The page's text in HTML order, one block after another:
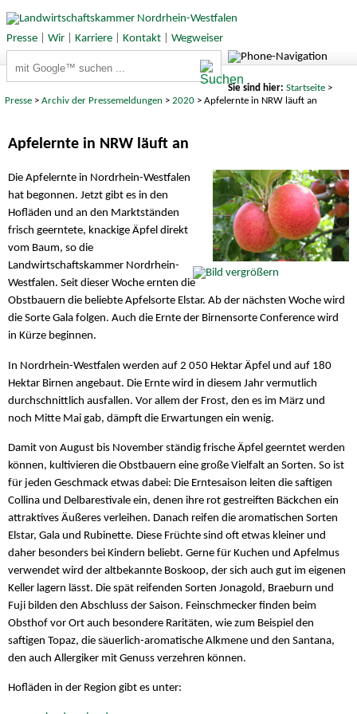
Presse| Wir| Karriere| Kontakt| Wegweiser
Sie sind hier: Startseite>
Presse >Archiv der Pressemeldungen > 2020 > Apfelernte in NRW läuft an
Apfelernte in NRW läuft an
Die Apfelernte in Nordrhein-Westfalen
hat begonnen. Jetzt gibt es in den
Hofläden und an den Marktständen
frisch geerntete, knackige Äpfel direkt
vom Baum, so die
Landwirtschaftskammer Nordrhein-
Westfalen. Seit dieser Woche ernten die
Obstbauern die beliebte Apfelsorte Elstar. Ab der nächsten Woche wird
die Sorte Gala folgen. Auch die Ernte der Birnensorte Conference wird
in Kürze beginnen.
In Nordrhein-Westfalen werden auf 2 050 Hektar Äpfel und auf 180
Hektar Birnen angebaut. Die Ernte wird in diesem Jahr vermutlich
durchschnittlich ausfallen. Vor allem der Frost, den es im März und
noch Mitte Mai gab, dämpft die Erwartungen ein wenig.
Damit von August bis November ständig frische Äpfel geerntet werden
können, kultivieren die Obstbauern eine große Vielfalt an Sorten. So ist
für jeden Geschmack etwas dabei: Die Erntesaison leiten die saftigen
Collina und Delbarestivale ein, denen ihre rot gestreiften Bäckchen ein
attraktives Äußeres verleihen. Danach reifen die aromatischen Sorten
Elstar, Gala und Rubinette. Diese Früchte sind oft etwas kleiner und
daher besonders bei Kindern beliebt. Gerne für Kuchen und Apfelmus
verwendet wird der altbekannte Boskoop, der sich auch gut im eigenen
Keller lagern lässt. Die spät reifenden Sorten Jonagold, Braeburn und
Fuji bilden den Abschluss der Saison. Feinschmecker finden beim
Obsthof vor Ort auch besondere Raritäten, wie zum Beispiel den
saftigen Topaz, die säuerlich-aromatische Alkmene und den Santana,
den auch Allergiker mit Genuss verzehren können.
Hofläden in der Region gibt es unter: